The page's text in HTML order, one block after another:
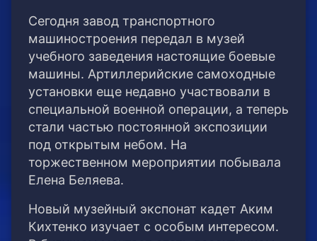
Сегодня завод транспортного
машиностроения передал в музей
учебного заведения настоящие боевые
машины. Артиллерийские самоходные
установки еще недавно участвовали в
специальной военной операции, а теперь
стали частью постоянной экспозиции
под открытым небом. На
торжественном мероприятии побывала
Елена Беляева.
Новый музейный экспонат кадет Аким
Кихтенко изучает с особым интересом.